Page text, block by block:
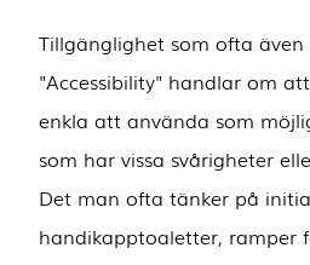
Tillgänglighet som ofta även
"Accessibility" handlar om
enkla att använda som
som har vissa svårigheter
Det man ofta tänker på
handikapptoaletter, ramper